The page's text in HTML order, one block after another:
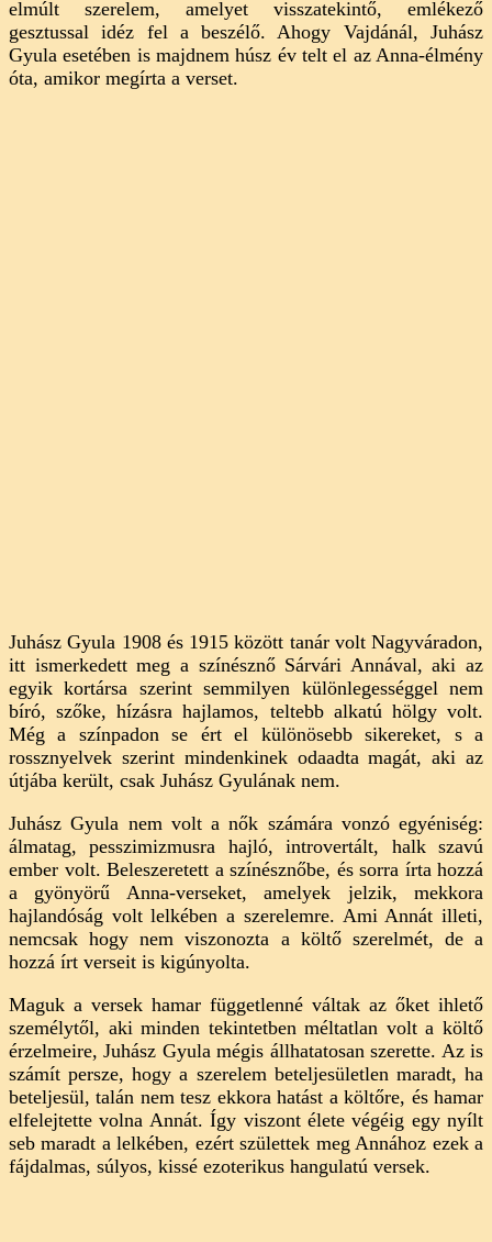
elmúlt szerelem, amelyet visszatekintő, emlékező
gesztussal idéz fel a beszélő. Ahogy Vajdánál, Juhász
Gyula esetében is majdnem húsz év telt el az Anna-élmény
óta, amikor megírta a verset.
Juhász Gyula 1908 és 1915 között tanár volt Nagyváradon,
itt ismerkedett meg a színésznő Sárvári Annával, aki az
egyik kortársa szerint semmilyen különlegességgel nem
bíró, szőke, hízásra hajlamos, teltebb alkatú hölgy volt.
Még a színpadon se ért el különösebb sikereket, s a
rossznyelvek szerint mindenkinek odaadta magát, aki az
útjába került, csak Juhász Gyulának nem.
Juhász Gyula nem volt a nők számára vonzó egyéniség:
álmatag, pesszimizmusra hajló, introvertált, halk szavú
ember volt. Beleszeretett a színésznőbe, és sorra írta hozzá
a gyönyörű Anna-verseket, amelyek jelzik, mekkora
hajlandóság volt lelkében a szerelemre. Ami Annát illeti,
nemcsak hogy nem viszonozta a költő szerelmét, de a
hozzá írt verseit is kigúnyolta.
Maguk a versek hamar függetlenné váltak az őket ihlető
személytől, aki minden tekintetben méltatlan volt a költő
érzelmeire, Juhász Gyula mégis állhatatosan szerette. Az is
számít persze, hogy a szerelem beteljesületlen maradt, ha
beteljesül, talán nem tesz ekkora hatást a költőre, és hamar
elfelejtette volna Annát. Így viszont élete végéig egy nyílt
seb maradt a lelkében, ezért születtek meg Annához ezek a
fájdalmas, súlyos, kissé ezoterikus hangulatú versek.